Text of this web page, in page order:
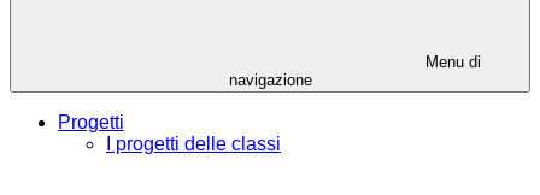
Menu di
navigazione
Progetti
I progetti delle classi